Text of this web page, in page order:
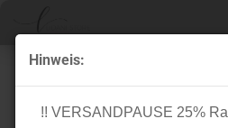
Hinweis:
!! VERSANDPAUSE 25%
Einfassband/Tresse - 30mm -